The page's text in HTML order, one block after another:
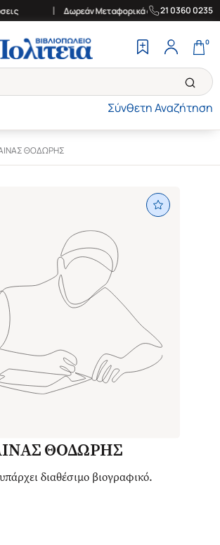
Δωρεάν Μεταφορικά στην Ελλάδα για
21 0360 0235
Σύνθετη Αναζήτηση
0
ΘΟΔΩΡΗΣ
ΘΟΔΩΡΗΣ
διαθέσιμο βιογραφικό.